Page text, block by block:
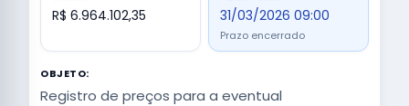
R$ 6.964.102,35 31/03/2026 09:00
Prazo encerrado
OBJETO:
Registro de preços para a eventual